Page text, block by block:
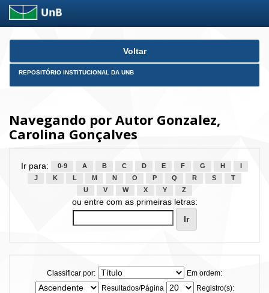
Skip
Voltar
REPOSITÓRIO INSTITUCIONAL DA UNB
Navegando por Autor Gonzalez,
Carolina Gonçalves
Ir para: 0-9 A B C D E F G H
J
K L M N O P Q R S
T
U
V W X Y Z
ou entre com as primeiras letras:
Classificar por:
Em ordem:
Resultados/Página
Registro(s):